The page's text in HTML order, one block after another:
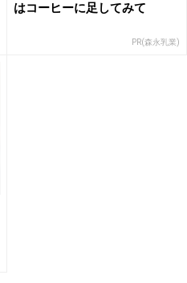
はコーヒーに足してみて
PR(森永乳業)